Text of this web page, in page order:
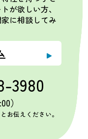
が欲しい方、
に相談してみ
3980
）
お伝えください。